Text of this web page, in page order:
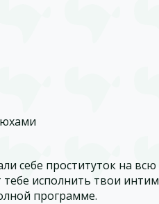
себе проституток на
исполнить твои
программе.